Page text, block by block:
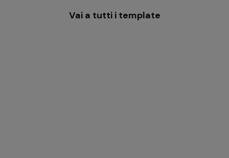
Vai a tutti i template